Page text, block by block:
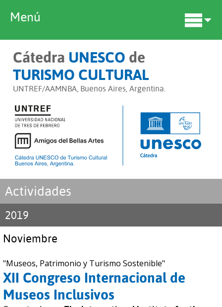
Cátedra UNESCO de
TURISMO CULTURAL
UNTREF/AAMNBA, Buenos Aires, Argentina.
Menú
Actividades
2019
Noviembre
"Museos, Patrimonio y Turismo Sostenible"
XII Congreso Internacional de
Museos Inclusivos